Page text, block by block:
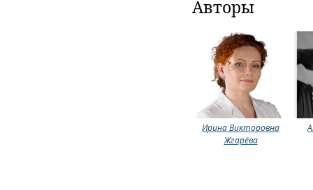
Авторы
Ирина Викторовна
Жгарёва